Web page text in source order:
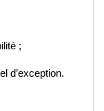
;
d’exception.